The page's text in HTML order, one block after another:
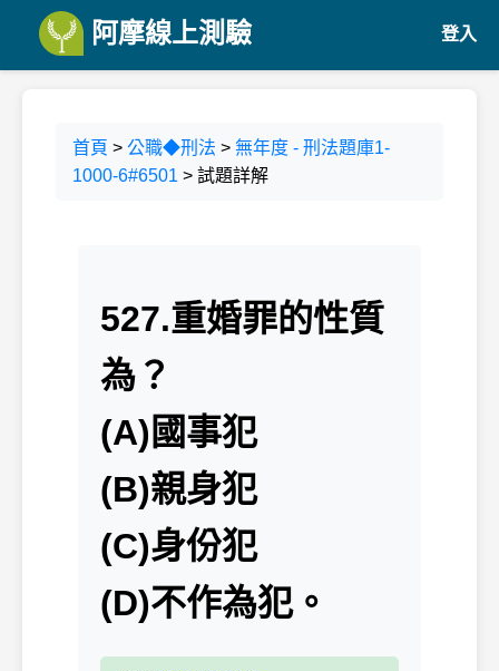
阿摩線上測驗 登入
首頁 > 公職◆刑法 > 無年度 - 刑法題庫1-
1000-6#6501 > 試題詳解
527.重婚罪的性質
為？
(A)國事犯
(B)親身犯
(C)身份犯
(D)不作為犯。